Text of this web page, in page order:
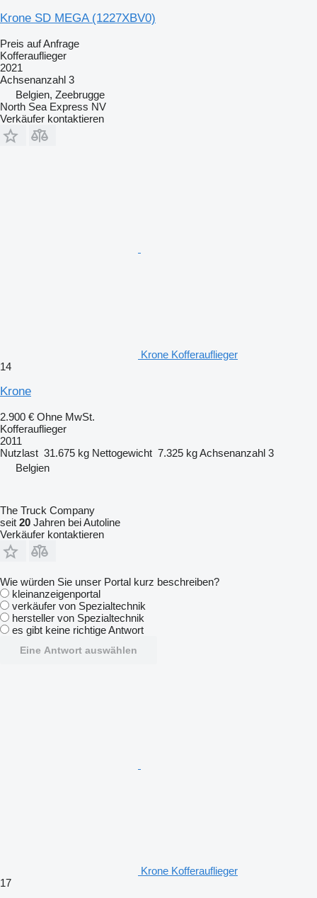
Krone SD MEGA (1227XBV0)
Preis auf Anfrage
Kofferauflieger
2021
Achsenanzahl 3
Belgien, Zeebrugge
North Sea Express NV
Verkäufer kontaktieren
Krone Kofferauflieger
14
Krone
2.900 € Ohne MwSt.
Kofferauflieger
2011
Nutzlast 31.675 kg Nettogewicht 7.325 kgAchsenanzahl 3
Belgien
The Truck Company
seit 20 Jahren bei Autoline
Verkäufer kontaktieren
Wie würden Sie unser Portal kurz beschreiben?
kleinanzeigenportal
verkäufer von Spezialtechnik
hersteller von Spezialtechnik
es gibt keine richtige Antwort
Eine Antwort auswählen
Krone Kofferauflieger
17